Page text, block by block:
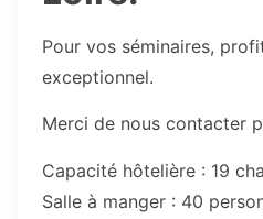
Pour vos séminaires,
exceptionnel.
Merci de nous contacter
Capacité hôtelière : 19
Salle à manger : 40